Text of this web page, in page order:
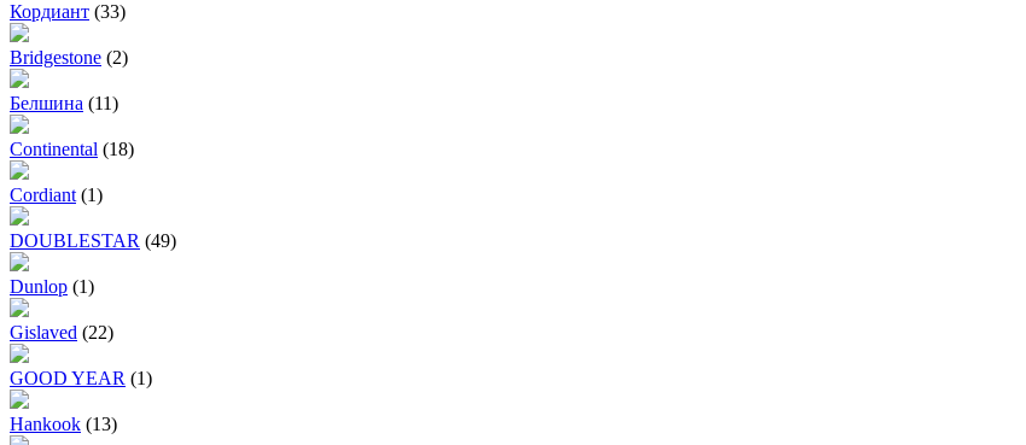
Кордиант (33)
Bridgestone (2)
Белшина (11)
Continental (18)
Cordiant (1)
DOUBLESTAR (49)
Dunlop (1)
Gislaved (22)
GOOD YEAR (1)
Hankook (13)